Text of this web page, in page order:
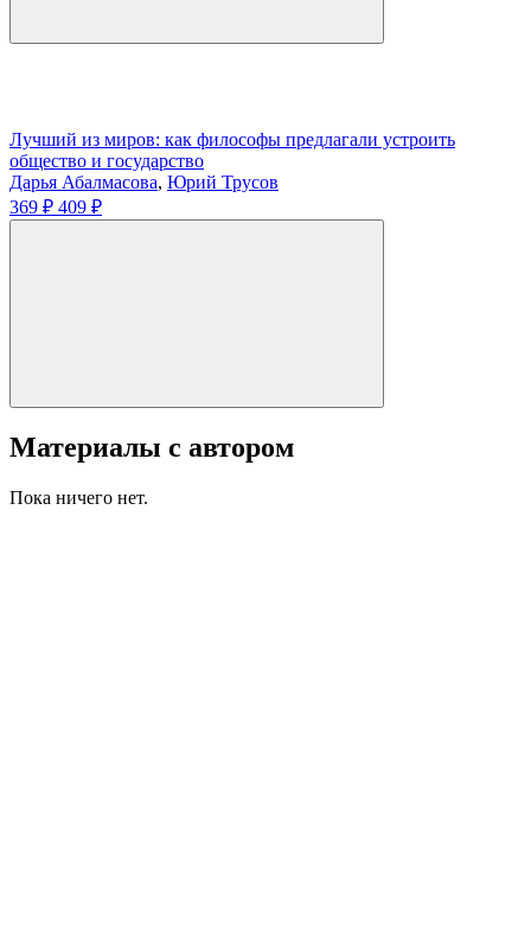
Лучший из миров: как философы предлагали устроить
общество и государство
Дарья Абалмасова, Юрий Трусов
369 ₽ 409 ₽
Материалы с автором
Пока ничего нет.